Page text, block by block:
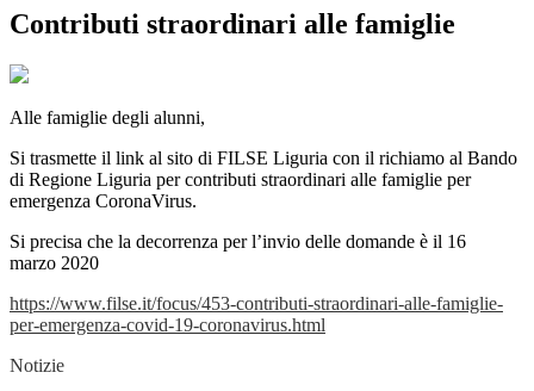
Contributi straordinari alle famiglie
Alle famiglie degli alunni,
Si trasmette il link al sito di FILSE Liguria con il richiamo al Bando
di Regione Liguria per contributi straordinari alle famiglie per
emergenza CoronaVirus.
Si precisa che la decorrenza per l’invio delle domande è il 16
marzo 2020
https://www.filse.it/focus/453-contributi-straordinari-alle-famiglie-
per-emergenza-covid-19-coronavirus.html
Notizie